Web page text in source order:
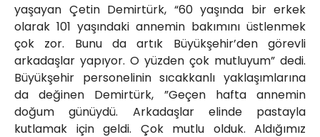
yaşayan Çetin Demirtürk, “60 yaşında bir erkek
olarak 101 yaşındaki annemin bakımını üstlenmek
çok zor. Bunu da artık Büyükşehir’den görevli
arkadaşlar yapıyor. O yüzden çok mutluyum” dedi.
Büyükşehir personelinin sıcakkanlı yaklaşımlarına
da değinen Demirtürk, ”Geçen hafta annemin
doğum günüydü. Arkadaşlar elinde pastayla
kutlamak için geldi. Çok mutlu olduk. Aldığımız